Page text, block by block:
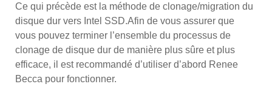
Ce qui précède est la méthode de clonage/migration du
disque dur vers Intel SSD.Afin de vous assurer que
vous pouvez terminer l’ensemble du processus de
clonage de disque dur de manière plus sûre et plus
efficace, il est recommandé d’utiliser d’abord Renee
Becca pour fonctionner.